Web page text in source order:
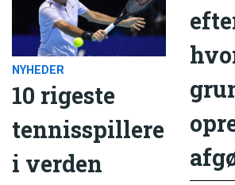
NYHEDER
10 rigeste
tennisspillere
i verden